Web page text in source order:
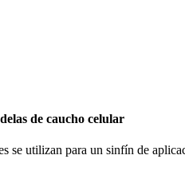
de caucho celular
se utilizan para un sinfín de